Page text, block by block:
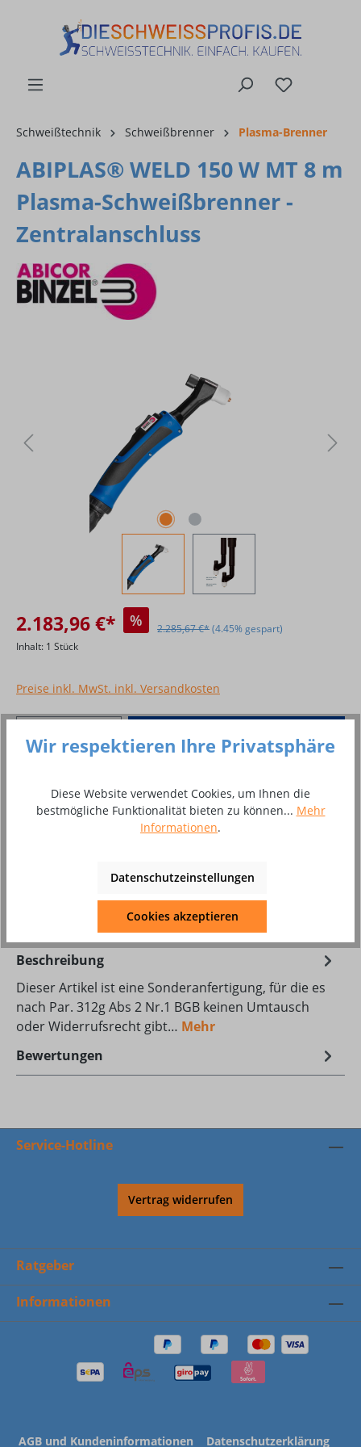
Schweißtechnik Schweißbrenner Plasma-Brenner
ABIPLAS® WELD 150 W MT 8 m
Plasma-Schweißbrenner -
Zentralanschluss
2.183,96 €* % 2.285,67 €*(4.45% gespart)
Inhalt: 1 Stück
Preise inkl. MwSt. inkl. Versandkosten
Zum Merkzettel hinzufügen
10050074
Beschreibung
Dieser Artikel ist eine Sonderanfertigung, für die es
nach Par. 312g Abs 2 Nr.1 BGB keinen Umtausch
oder Widerrufsrecht gibt… Mehr
Bewertungen
Service-Hotline
Vertrag widerrufen
Ratgeber
Informationen
AGB und Kundeninformationen Datenschutzerklärung
Wir respektieren Ihre Privatsphäre
Diese Website verwendet Cookies, um Ihnen die
bestmögliche Funktionalität bieten zu können... Mehr
Informationen.
Datenschutzeinstellungen
Cookies akzeptieren